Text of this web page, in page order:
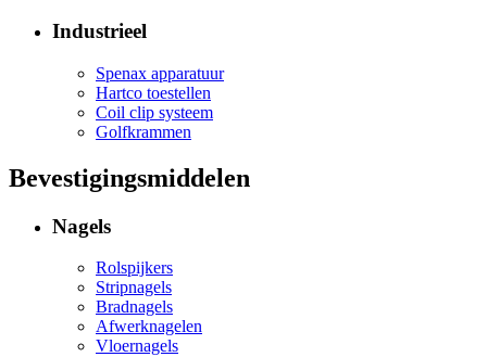
Industrieel
Spenax apparatuur
Hartco toestellen
Coil clip systeem
Golfkrammen
Bevestigingsmiddelen
Nagels
Rolspijkers
Stripnagels
Bradnagels
Afwerknagelen
Vloernagels